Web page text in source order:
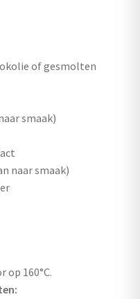
of gesmolten
smaak)
naar smaak)
op 160°C.